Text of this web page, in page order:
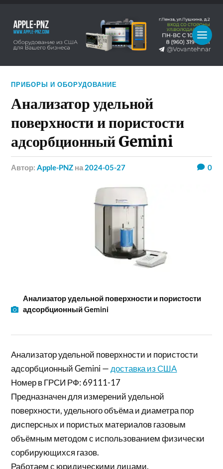
ПРИБОРЫ И ОБОРУДОВАНИЕ
Анализатор удельной
поверхности и пористости
адсорбционный Gemini
Автор:Apple-PNZ на 2024-05-27 0
Анализатор удельной поверхности и пористости
адсорбционный Gemini
Анализатор удельной поверхности и пористости
адсорбционный Gemini — доставка из США
Номер в ГРСИ РФ: 69111-17
Предназначен для измерений удельной
поверхности, удельного объёма и диаметра пор
дисперсных и пористых материалов газовым
объёмным методом с использованием физически
сорбирующихся газов.
Работаем с юридическими лицами.